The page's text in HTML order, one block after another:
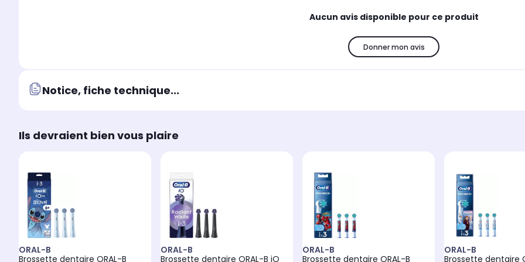
Aucun avis disponible pour ce produit
Donner mon avis
Notice, fiche technique...
Ils devraient bien vous plaire
ORAL-B
Brossette dentaire ORAL-B
ORAL-B
Brossette dentaire ORAL-B iO
ORAL-B
Brossette dentaire ORAL-B
ORAL-B
Brossette dentaire